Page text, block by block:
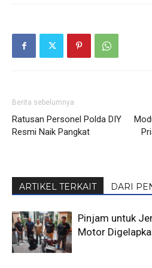
Berita sebelumnya
Ratusan Personel Polda DIY
Resmi Naik Pangkat
ARTIKEL TERKAIT DARI
Pinjam untuk
Motor